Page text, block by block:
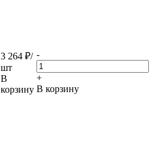
3 264 ₽/
шт
В
корзину
-
+
В корзину